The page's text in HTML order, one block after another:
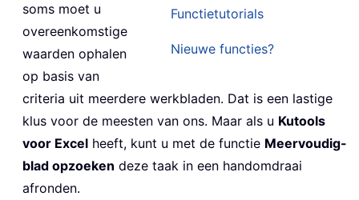
Functietutorials
Nieuwe functies?
soms moet u
overeenkomstige
waarden ophalen
op basis van
criteria uit meerdere werkbladen. Dat is een lastige
klus voor de meesten van ons. Maar als u Kutools
voor Excel heeft, kunt u met de functie Meervoudig-
blad opzoeken deze taak in een handomdraai
afronden.